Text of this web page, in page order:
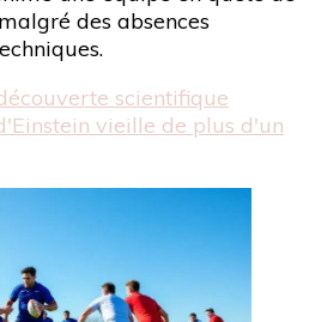
des absences
scientifique
vieille de plus d'un